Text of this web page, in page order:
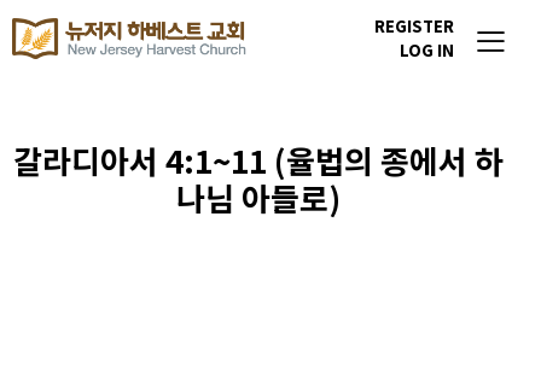
REGISTER
LOG IN
갈라디아서 4:1~11 (율법의 종에서 하
나님 아들로)